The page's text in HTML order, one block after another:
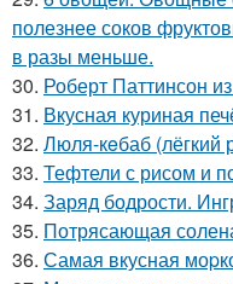
полезнее соков
в разы меньше.
30. Роберт Паттинсон
31. Вкусная куриная
32. Люля-кeбаб (лёгкий
33. Тефтели с рисом и
34. Заряд бодрости.
35. Потрясающая
36. Самая вкусная